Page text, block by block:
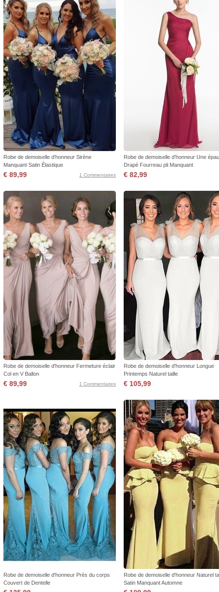
Robe de demoiselle d'honneur Sirène
Manquant Satin Élastique
€ 89,99 1 Commentaires
Robe de demoiselle d'honneur Une
Drapé Fourreau pli Manquant
€ 82,99
Robe de demoiselle d'honneur Fermeture éclair
Col en V Ballon
€ 89,99 1 Commentaires
Robe de demoiselle d'honneur Longue
Printemps Naturel taille
€ 105,99
Robe de demoiselle d'honneur Près du corps
Couvert de Dentelle
Robe de demoiselle d'honneur Naturel
Satin Manquant Automne